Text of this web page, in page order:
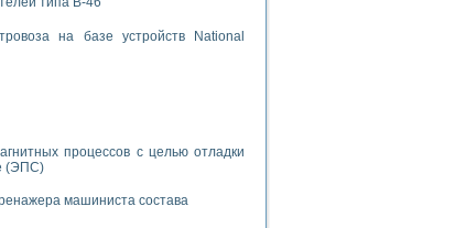
карбида кремния (A-SIC:H)
инженерии
на базе устройств National
процессов с целью отладки
(ЭПС)
машиниста состава